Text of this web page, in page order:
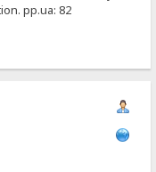
pp.ua: 82